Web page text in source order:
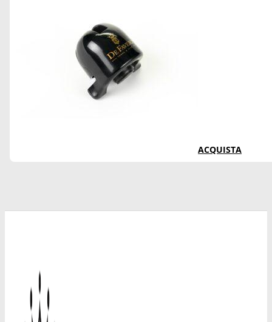
ACQUISTA